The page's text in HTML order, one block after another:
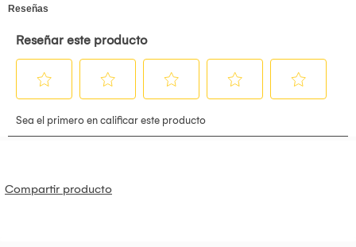
Compartir producto